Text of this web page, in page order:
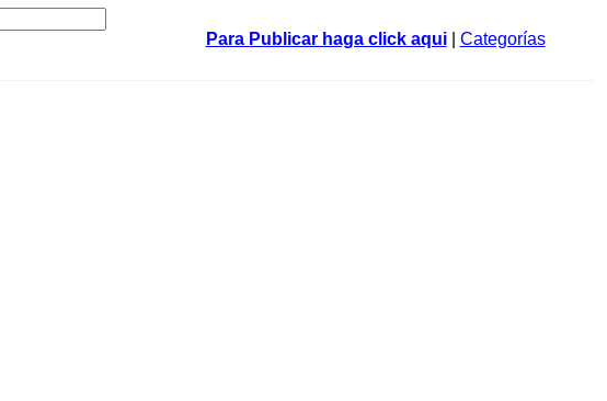
Para Publicar haga click aqui| Categorías